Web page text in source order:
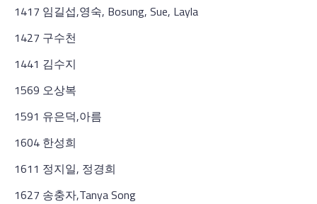
1417 임길섭,영숙, Bosung, Sue, Layla
1427 구수천
1441 김수지
1569 오상복
1591 유은덕,아름
1604 한성희
1611 정지일, 정경희
1627 송충자,Tanya Song